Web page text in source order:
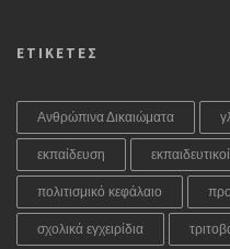
ΕΤΙΚΕΤΕΣ
Ανθρώπινα Δικαιώματα
εκπαίδευση εκπαιδευτικοί
πολιτισμικό κεφάλαιο
σχολικά εγχειρίδια